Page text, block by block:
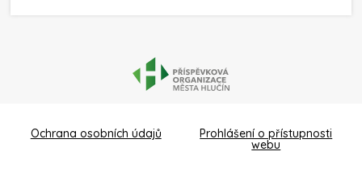
Ochrana osobních údajů Prohlášení o přístupnosti
webu